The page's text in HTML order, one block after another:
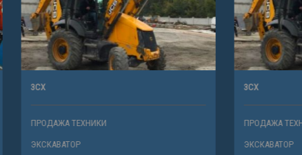
ПРОДАЖА ТЕХНИКИ
ЭКСКАВАТОР
ПРОДАЖА
ЭКСКАВАТОР